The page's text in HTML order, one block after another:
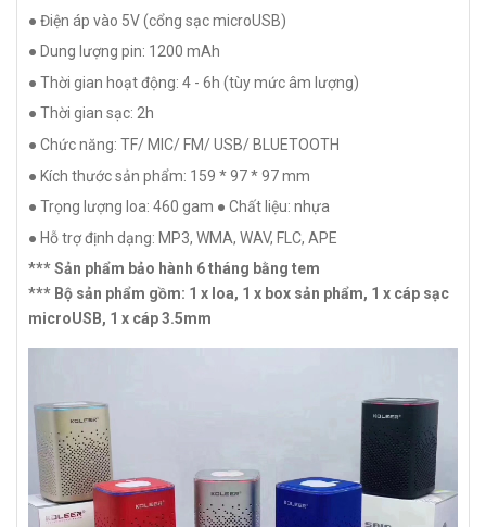
● Điện áp vào 5V (cổng sạc microUSB)
● Dung lượng pin: 1200 mAh
● Thời gian hoạt động: 4 - 6h (tùy mức âm lượng)
● Thời gian sạc: 2h
● Chức năng: TF/ MIC/ FM/ USB/ BLUETOOTH
● Kích thước sản phẩm: 159 * 97 * 97 mm
● Trọng lượng loa: 460 gam ● Chất liệu: nhựa
● Hỗ trợ định dạng: MP3, WMA, WAV, FLC, APE
*** Sản phẩm bảo hành 6 tháng bằng tem
*** Bộ sản phẩm gồm: 1 x loa, 1 x box sản phẩm, 1 x cáp sạc
microUSB, 1 x cáp 3.5mm